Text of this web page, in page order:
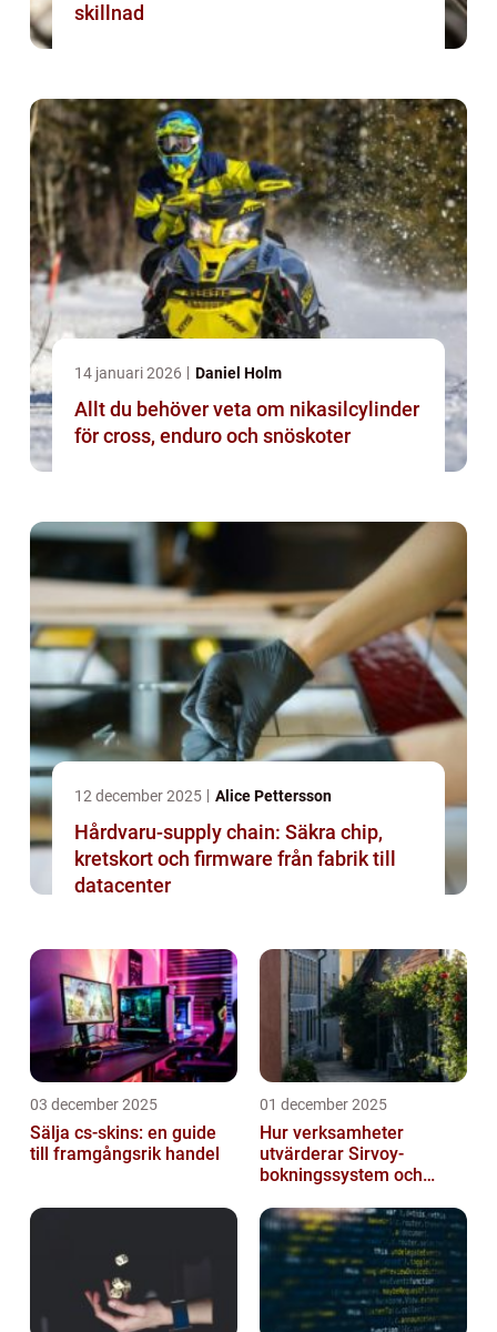
skillnad
14 januari 2026 Daniel Holm
Allt du behöver veta om nikasilcylinder
för cross, enduro och snöskoter
12 december 2025 Alice Pettersson
Hårdvaru-supply chain: Säkra chip,
kretskort och firmware från fabrik till
datacenter
03 december 2025
Sälja cs-skins: en guide
till framgångsrik handel
01 december 2025
Hur verksamheter
utvärderar Sirvoy-
bokningssystem och